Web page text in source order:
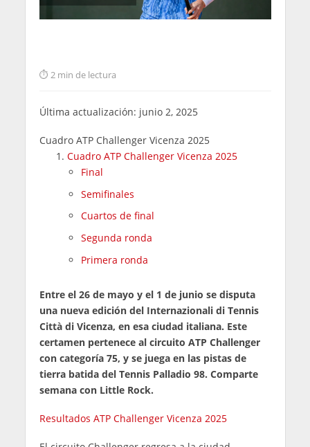
2 min de lectura
Última actualización: junio 2, 2025
Cuadro ATP Challenger Vicenza 2025
Cuadro ATP Challenger Vicenza 2025
Final
Semifinales
Cuartos de final
Segunda ronda
Primera ronda
Entre el 26 de mayo y el 1 de junio se disputa
una nueva edición del Internazionali di Tennis
Città di Vicenza, en esa ciudad italiana. Este
certamen pertenece al circuito ATP Challenger
con categoría 75, y se juega en las pistas de
tierra batida del Tennis Palladio 98. Comparte
semana con Little Rock.
Resultados ATP Challenger Vicenza 2025